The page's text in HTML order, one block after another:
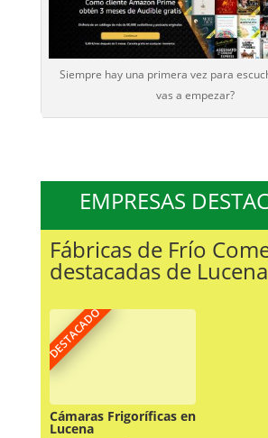
Siempre hay una primera vez para
vas a empezar?
EMPRESAS
Fábricas de Frío
destacadas de Lucena
DESTACADO
Cámaras Frigoríficas en
Lucena